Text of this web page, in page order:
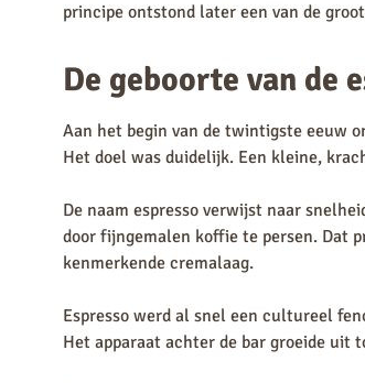
principe ontstond later een van de
De geboorte van de
Aan het begin van de twintigste eeuw
Het doel was duidelijk. Een kleine,
De naam espresso verwijst naar
door fijngemalen koffie te persen. Dat
kenmerkende cremalaag.
Espresso werd al snel een cultureel
Het apparaat achter de bar groeide uit